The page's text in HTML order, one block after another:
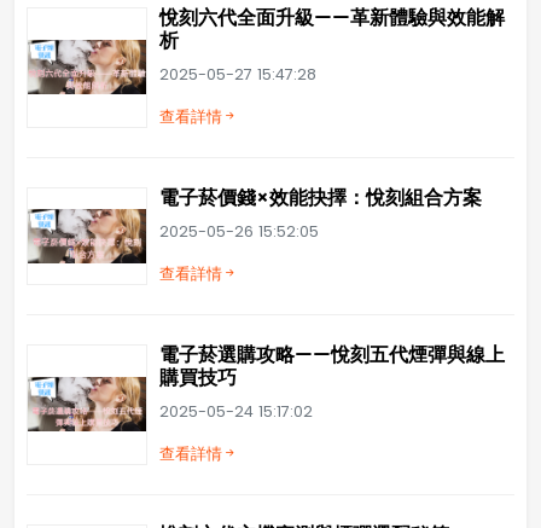
悅刻六代全面升級——革新體驗與效能解
析
2025-05-27 15:47:28
查看詳情
電子菸價錢×效能抉擇：悅刻組合方案
2025-05-26 15:52:05
查看詳情
電子菸選購攻略——悅刻五代煙彈與線上
購買技巧
2025-05-24 15:17:02
查看詳情